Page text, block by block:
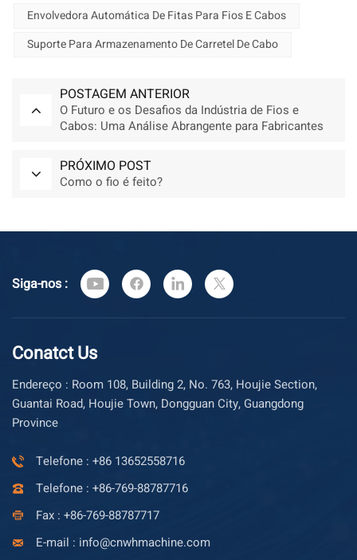
Envolvedora Automática De Fitas Para Fios E Cabos
Suporte Para Armazenamento De Carretel De Cabo
POSTAGEM ANTERIOR
O Futuro e os Desafios da Indústria de Fios e
Cabos: Uma Análise Abrangente para Fabricantes
PRÓXIMO POST
Como o fio é feito?
Siga-nos :
Conatct Us
Endereço : Room 108, Building 2, No. 763, Houjie Section,
Guantai Road, Houjie Town, Dongguan City, Guangdong
Province
Telefone : +86 13652558716
Telefone : +86-769-88787716
Fax : +86-769-88787717
E-mail : info@cnwhmachine.com